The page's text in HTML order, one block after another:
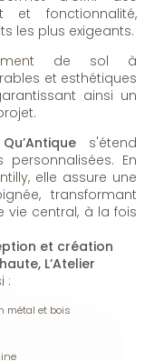
et fonctionnalité,
les plus exigeants.
de sol à
et esthétiques
ainsi un
s'étend
En
, elle assure une
transformant
vie central, à la fois
et création
L’Atelier
:
métal et bois